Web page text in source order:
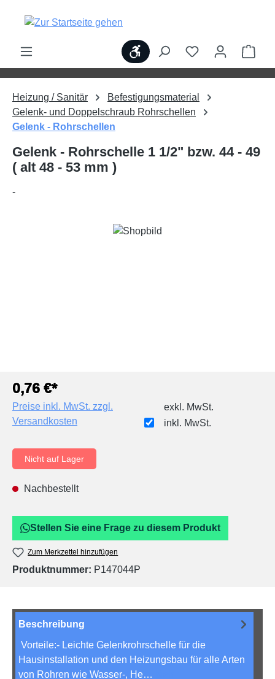
springen
Werkzeugleiste anzeigen
Heizung / Sanitär
Befestigungsmaterial
Gelenk- und Doppelschraub Rohrschellen
Gelenk - Rohrschellen
Gelenk - Rohrschelle 1 1/2" bzw. 44 - 49
( alt 48 - 53 mm )
-
Bildergalerie überspringen
0,76 €*
Preise inkl. MwSt. zzgl.
Versandkosten
exkl. MwSt.
inkl. MwSt.
Nicht auf Lager
Nachbestellt
Stellen Sie eine Frage zu diesem Produkt
Zum Merkzettel hinzufügen
Produktnummer: P147044P
Beschreibung
Vorteile:- Leichte Gelenkrohrschelle für die
Hausinstallation und den Heizungsbau für alle Arten
von Rohren wie Wasser-, He…